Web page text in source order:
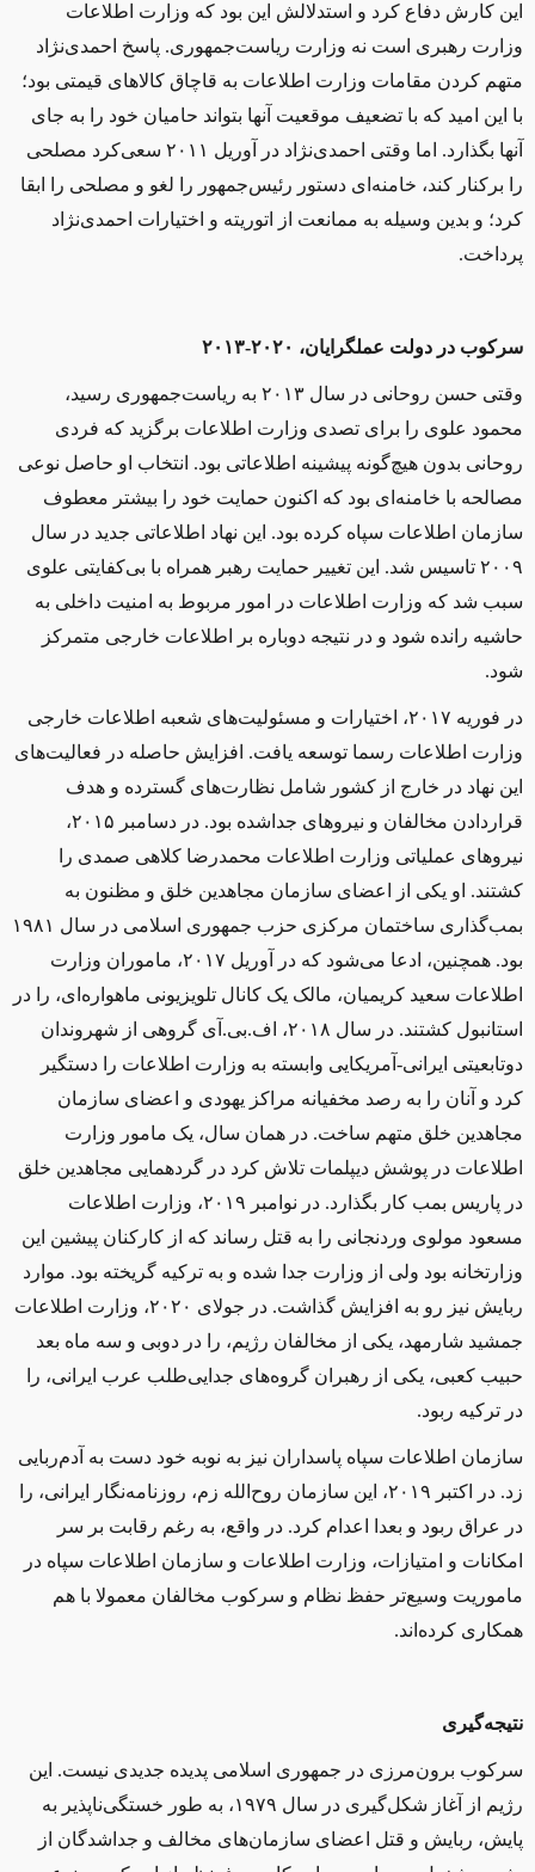
این کارش دفاع کرد و استدلالش این بود که وزارت اطلاعات
وزارت رهبری است نه وزارت ریاست‌جمهوری. پاسخ احمدی‌نژاد
متهم‌ کردن مقامات وزارت اطلاعات به قاچاق کالاهای قیمتی بود؛
با این امید که با تضعیف موقعیت آنها بتواند حامیان خود را به جای
آنها بگذارد. اما وقتی احمدی‌نژاد در آوریل ۲۰۱۱ سعی‌کرد مصلحی
را برکنار کند، خامنه‌ای دستور رئیس‌جمهور را لغو و مصلحی را ابقا
کرد؛ و بدین وسیله به ممانعت از اتوریته و اختیارات احمدی‌نژاد
پرداخت.
سرکوب در دولت عملگرایان، ۲۰۲۰-۲۰۱۳
وقتی حسن روحانی در سال ۲۰۱۳ به ریاست‌جمهوری رسید،
محمود علوی را برای تصدی وزارت اطلاعات برگزید که فردی
روحانی بدون هیچ‌گونه پیشینه اطلاعاتی بود. انتخاب او حاصل نوعی
مصالحه با خامنه‌ای بود که اکنون حمایت خود را بیشتر معطوف
سازمان اطلاعات سپاه کرده ‌بود. این نهاد اطلاعاتی جدید در سال
۲۰۰۹ تاسیس شد. این تغییر حمایت رهبر همراه با بی‌کفایتی علوی
سبب شد که وزارت اطلاعات در امور مربوط به امنیت داخلی به
حاشیه رانده شود و در نتیجه دوباره بر اطلاعات خارجی متمرکز
شود.
در فوریه ۲۰۱۷، اختیارات و مسئولیت‌های شعبه اطلاعات خارجی
وزارت اطلاعات رسما توسعه یافت. افزایش حاصله در فعالیت‌های
این نهاد در خارج از کشور شامل نظارت‌های گسترده و هدف
‌قراردادن مخالفان و نیروهای جداشده بود. در دسامبر ۲۰۱۵،
نیروهای عملیاتی وزارت اطلاعات محمدرضا کلاهی صمدی را
کشتند. او یکی از اعضای سازمان مجاهدین خلق و مظنون به
بمب‌گذاری ساختمان مرکزی حزب جمهوری اسلامی در سال ۱۹۸۱
بود. همچنین، ادعا می‌شود که در آوریل ۲۰۱۷، ماموران وزارت
اطلاعات سعید کریمیان، مالک یک کانال تلویزیونی ماهواره‌ای، را در
استانبول کشتند. در سال ۲۰۱۸، اف.بی.آی گروهی از شهروندان
دوتابعیتی ایرانی-آمریکایی وابسته به وزارت اطلاعات را دستگیر
کرد و آنان را به رصد مخفیانه مراکز یهودی و اعضای سازمان
مجاهدین خلق متهم ساخت. در همان سال، یک مامور وزارت
اطلاعات در پوشش دیپلمات تلاش کرد در گردهمایی مجاهدین خلق
در پاریس بمب کار بگذارد. در نوامبر ۲۰۱۹، وزارت اطلاعات
مسعود مولوی وردنجانی را به قتل رساند که از کارکنان پیشین این
وزارتخانه بود ولی از وزارت جدا شده و به ترکیه گریخته‌ بود. موارد
ربایش نیز رو به افزایش گذاشت. در جولای ۲۰۲۰، وزارت اطلاعات
جمشید شارمهد، یکی از مخالفان رژیم، را در دوبی و سه ماه بعد
حبیب کعبی، یکی از رهبران گروه‌های جدایی‌طلب عرب ایرانی، را
در ترکیه ربود.
سازمان اطلاعات سپاه پاسداران نیز به نوبه خود دست به آدم‌ربایی
زد. در اکتبر ۲۰۱۹، این سازمان روح‌الله زم، روزنامه‌نگار ایرانی، را
در عراق ربود و بعدا اعدام کرد. در‌ واقع، به رغم رقابت بر سر
امکانات و امتیازات، وزارت اطلاعات و سازمان اطلاعات سپاه در
ماموریت وسیع‌تر حفظ نظام و سرکوب مخالفان معمولا با هم
همکاری ‌کرده‌اند.
نتیجه‌گیری
سرکوب برون‌مرزی در جمهوری اسلامی پدیده جدیدی نیست. این
رژیم از آغاز شکل‌گیری در سال ۱۹۷۹، به طور خستگی‌ناپذیر به
پایش، ربایش و قتل اعضای سازمان‌های مخالف و جداشدگان از